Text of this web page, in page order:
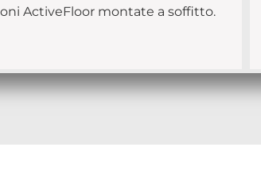
ActiveFloor montate a soffitto.